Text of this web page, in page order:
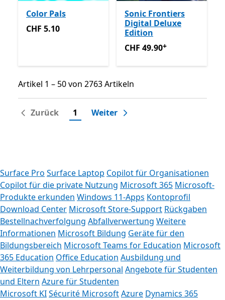
Color Pals
CHF 5.10
CHF 5.10
Sonic Frontiers
Digital Deluxe
Edition
CHF 49.90Enthält In-App-
CHF 49.90+
Artikel 1 – 50 von 2763 Artikeln
Artikel 1 – 50 von 2763 Artikeln
Zurück 1 Weiter
Surface Pro Surface Laptop Copilot für Organisationen
Copilot für die private Nutzung Microsoft 365 Microsoft-
Produkte erkunden Windows 11-Apps Kontoprofil
Download Center Microsoft Store-Support Rückgaben
Bestellnachverfolgung Abfallverwertung Weitere
Informationen Microsoft Bildung Geräte für den
Bildungsbereich Microsoft Teams for Education Microsoft
365 Education Office Education Ausbildung und
Weiterbildung von Lehrpersonal Angebote für Studenten
und Eltern Azure für Studenten
Microsoft KISécurité MicrosoftAzure Dynamics 365